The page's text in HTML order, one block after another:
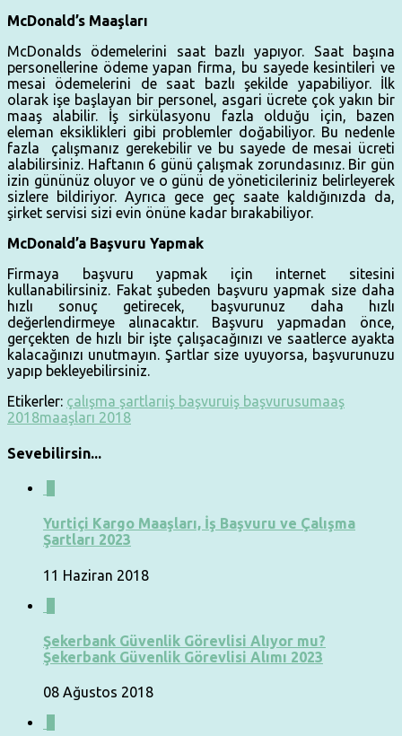
McDonald’s Maaşları
McDonalds ödemelerini saat bazlı yapıyor. Saat başına
personellerine ödeme yapan firma, bu sayede kesintileri ve
mesai ödemelerini de saat bazlı şekilde yapabiliyor. İlk
olarak işe başlayan bir personel, asgari ücrete çok yakın bir
maaş alabilir. İş sirkülasyonu fazla olduğu için, bazen
eleman eksiklikleri gibi problemler doğabiliyor. Bu nedenle
fazla çalışmanız gerekebilir ve bu sayede de mesai ücreti
alabilirsiniz. Haftanın 6 günü çalışmak zorundasınız. Bir gün
izin gününüz oluyor ve o günü de yöneticileriniz belirleyerek
sizlere bildiriyor. Ayrıca gece geç saate kaldığınızda da,
şirket servisi sizi evin önüne kadar bırakabiliyor.
McDonald’a Başvuru Yapmak
Firmaya başvuru yapmak için internet sitesini
kullanabilirsiniz. Fakat şubeden başvuru yapmak size daha
hızlı sonuç getirecek, başvurunuz daha hızlı
değerlendirmeye alınacaktır. Başvuru yapmadan önce,
gerçekten de hızlı bir işte çalışacağınızı ve saatlerce ayakta
kalacağınızı unutmayın. Şartlar size uyuyorsa, başvurunuzu
yapıp bekleyebilirsiniz.
Etikerler: çalışma şartlarıiş başvuruiş başvurusumaaş
2018maaşları 2018
Sevebilirsin...
Yurtiçi Kargo Maaşları, İş Başvuru ve Çalışma
Şartları 2023
11 Haziran 2018
Şekerbank Güvenlik Görevlisi Alıyor mu?
Şekerbank Güvenlik Görevlisi Alımı 2023
08 Ağustos 2018